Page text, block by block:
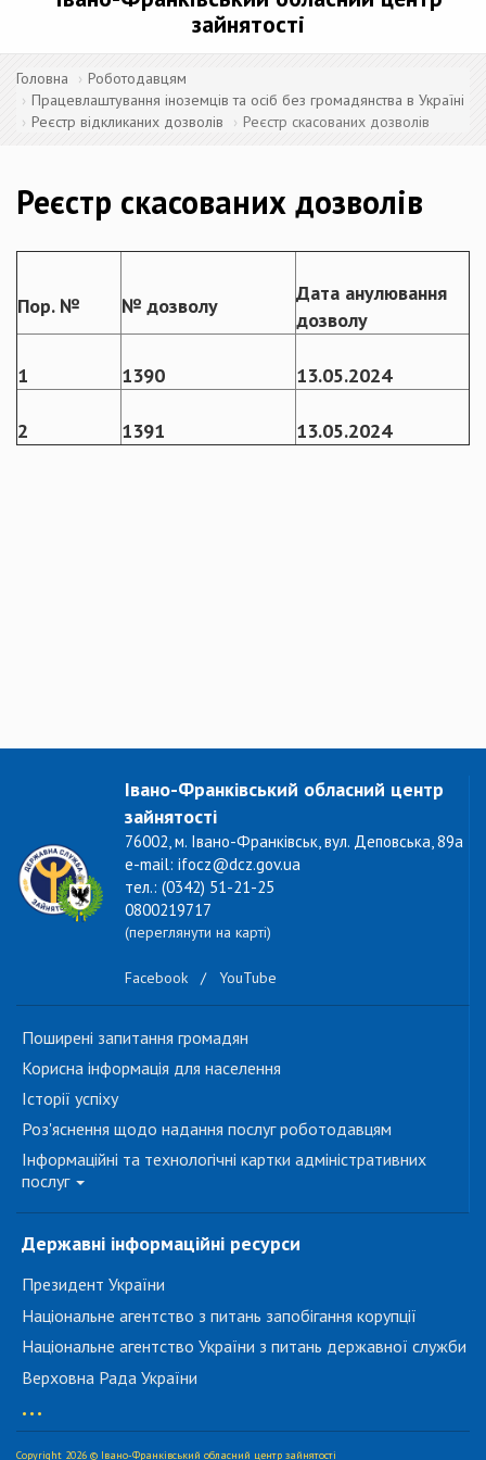
зайнятості
Головна
Роботодавцям
Працевлаштування іноземців та осіб без громадянства в Україні
Реєстр відкликаних дозволів
Реєстр скасованих дозволів
Реєстр скасованих дозволів
Пор. № № дозволу
Дата анулювання
дозволу
1 1390 13.05.2024
2 1391 13.05.2024
Івано-Франківський обласний центр
зайнятості
76002, м. Івано-Франківськ, вул. Деповська, 89а
e-mail: ifocz@dcz.gov.ua
тел.: (0342) 51-21-25
0800219717
(переглянути на карті)
Facebook / YouTube
Поширені запитання громадян
Корисна інформація для населення
Історії успіху
Роз'яснення щодо надання послуг роботодавцям
Інформаційні та технологічні картки адміністративних
послуг
Державні інформаційні ресурси
Президент України
Національне агентство з питань запобігання корупції
Національне агентство України з питань державної служби
Верховна Рада України
...
Copyright 2026 © Івано-Франківський обласний центр зайнятості